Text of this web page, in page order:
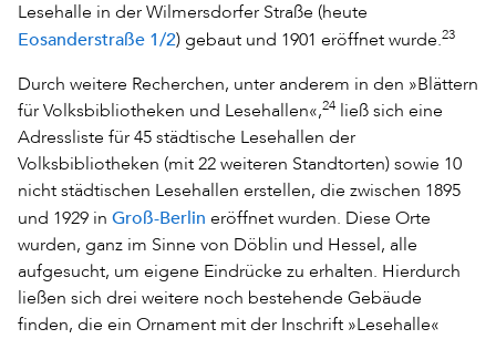
Lesehalle in der Wilmersdorfer Straße (heute
Eosanderstraße 1/2) gebaut und 1901 eröffnet wurde.23
Durch weitere Recherchen, unter anderem in den »Blättern
für Volksbibliotheken und Lesehallen«,24
ließ sich eine
Adressliste für 45 städtische Lesehallen der
Volksbibliotheken (mit 22 weiteren Standtorten) sowie 10
nicht städtischen Lesehallen erstellen, die zwischen 1895
und 1929 in Groß-Berlin eröffnet wurden. Diese Orte
wurden, ganz im Sinne von Döblin und Hessel, alle
aufgesucht, um eigene Eindrücke zu erhalten. Hierdurch
ließen sich drei weitere noch bestehende Gebäude
finden, die ein Ornament mit der Inschrift »Lesehalle«